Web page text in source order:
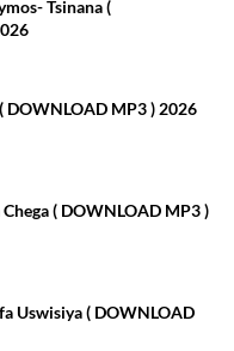
Tsinana (
DOWNLOAD MP3 ) 2026
( DOWNLOAD MP3 )
Uswisiya ( DOWNLOAD